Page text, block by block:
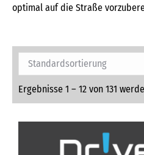
optimal auf die Straße
Ergebnisse 1 – 12 von 131